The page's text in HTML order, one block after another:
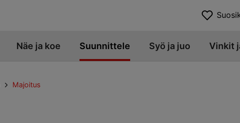
Näe ja koe Suunnittele Syö ja juo Vinkit
Majoitus